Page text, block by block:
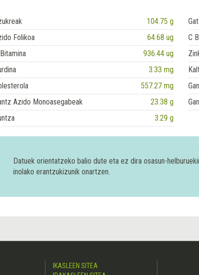
104.75 g
Folikoa
64.68 ug C
936.44 ug
3.33 mg
557.27 mg
Azido Monoasegabeak
23.38 g
3.29 g
Datuek orientatzeko balio dute eta ez dira osasun-
inolako erantzukizunik onartzen.
IKASLEEN SITEA